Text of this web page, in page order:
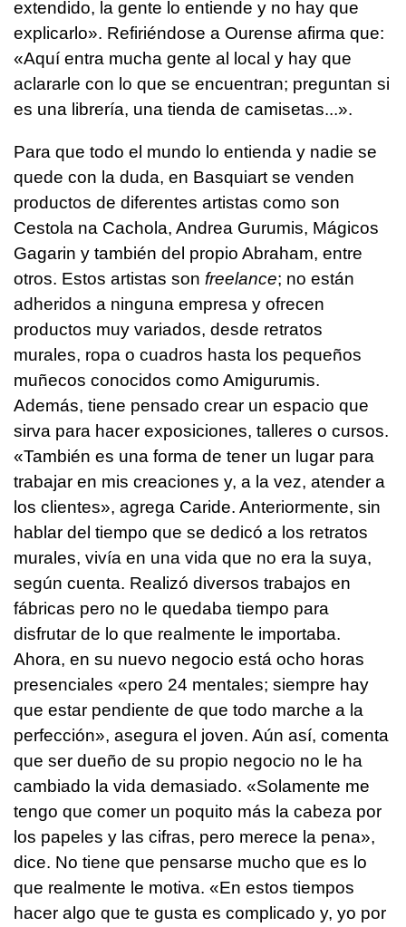
extendido, la gente lo entiende y no hay que
explicarlo». Refiriéndose a Ourense afirma que:
«Aquí entra mucha gente al local y hay que
aclararle con lo que se encuentran; preguntan si
es una librería, una tienda de camisetas...».
Para que todo el mundo lo entienda y nadie se
quede con la duda, en Basquiart se venden
productos de diferentes artistas como son
Cestola na Cachola, Andrea Gurumis, Mágicos
Gagarin y también del propio Abraham, entre
otros. Estos artistas son freelance; no están
adheridos a ninguna empresa y ofrecen
productos muy variados, desde retratos
murales, ropa o cuadros hasta los pequeños
muñecos conocidos como Amigurumis.
Además, tiene pensado crear un espacio que
sirva para hacer exposiciones, talleres o cursos.
«También es una forma de tener un lugar para
trabajar en mis creaciones y, a la vez, atender a
los clientes», agrega Caride. Anteriormente, sin
hablar del tiempo que se dedicó a los retratos
murales, vivía en una vida que no era la suya,
según cuenta. Realizó diversos trabajos en
fábricas pero no le quedaba tiempo para
disfrutar de lo que realmente le importaba.
Ahora, en su nuevo negocio está ocho horas
presenciales «pero 24 mentales; siempre hay
que estar pendiente de que todo marche a la
perfección», asegura el joven. Aún así, comenta
que ser dueño de su propio negocio no le ha
cambiado la vida demasiado. «Solamente me
tengo que comer un poquito más la cabeza por
los papeles y las cifras, pero merece la pena»,
dice. No tiene que pensarse mucho que es lo
que realmente le motiva. «En estos tiempos
hacer algo que te gusta es complicado y, yo por